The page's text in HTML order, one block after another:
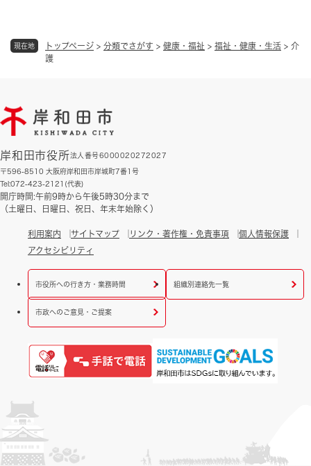
現在地 トップページ > 分類でさがす > 健康・福祉 > 福祉・健康・生活 > 介
護
岸和田市役所法人番号6000020272027
〒596-8510 大阪府岸和田市岸城町7番1号
Tel:072-423-2121(代表)
開庁時間:午前9時から午後5時30分まで
（土曜日、日曜日、祝日、年末年始除く）
利用案内 サイトマップ リンク・著作権・免責事項
個人情報保護
アクセシビリティ
市役所への行き方・業務時間 組織別連絡先一覧
市政へのご意見・ご提案